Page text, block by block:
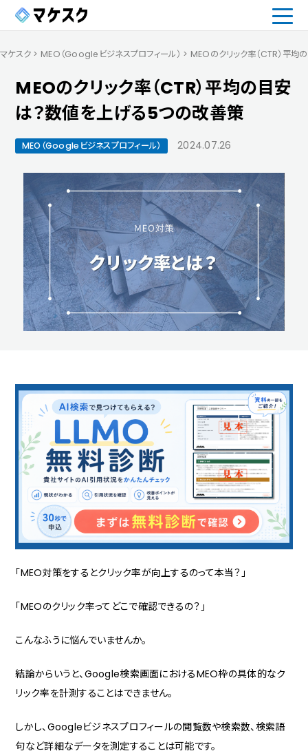
マケスク > MEO（Googleビジネスプロフィール） > MEOのクリック率（CTR）平
MEOのクリック率（CTR）平均の目安
は？数値を上げる5つの改善策
MEO（Googleビジネスプロフィール） 2024.07.26
「MEO対策をするとクリック率が向上するのって本当？」
「MEOのクリック率ってどこで確認できるの？」
こんなふうに悩んでいませんか。
結論からいうと、Google検索画面におけるMEO枠の具体的なク
リック率を計測することはできません。
しかし、Googleビジネスプロフィールの閲覧数や検索数、検索語
句など詳細なデータを測定することは可能です。